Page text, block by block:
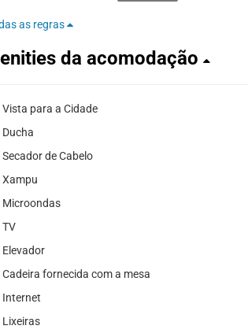
as regras
da acomodação
Vista para a Cidade
Ducha
Secador de Cabelo
Xampu
Microondas
TV
Elevador
Cadeira fornecida com a mesa
Internet
Lixeiras